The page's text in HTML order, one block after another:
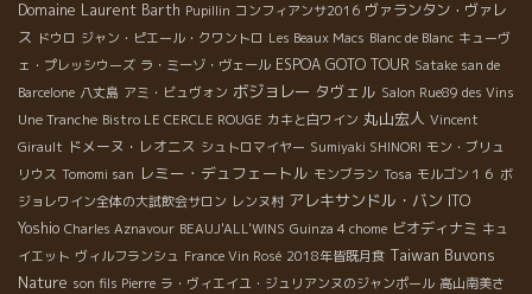
Domaine Laurent Barth Pupillin コンフィアンサ2016 ヴァランタン・ヴァレ
ス ドウロ ジャン・ピエール・クワントロ Les Beaux Macs Blanc de Blanc キューヴ
ェ・プレッシウーズ ラ・ミーゾ・ヴェール ESPOA GOTO TOUR Satake san de
Barcelone 八丈島 アミ・ビュヴォン ボジョレー タヴェル Salon Rue89 des Vins
Une Tranche Bistro LE CERCLE ROUGE カキと白ワイン 丸山宏人 Vincent
Girault ドメーヌ・レオニス シュトロマイヤー Sumiyaki SHINORI モン・ブリュ
リウス Tomomi san レミー・デュフェートル モンブラン Tosa モルゴン１６ ボ
ジョレワイン全体の大試飲会サロン レンヌ村 アレキサンドル・バン ITO
Yoshio Charles Aznavour BEAUJ'ALL'WINS Guinza 4 chome ビオディナミ キュ
イエット ヴィルフランシュ France Vin Rosé 2018年皆既月食 Taiwan Buvons
Nature son fils Pierre ラ・ヴィエイユ・ジュリアンヌのジャンポール 高山南美さ